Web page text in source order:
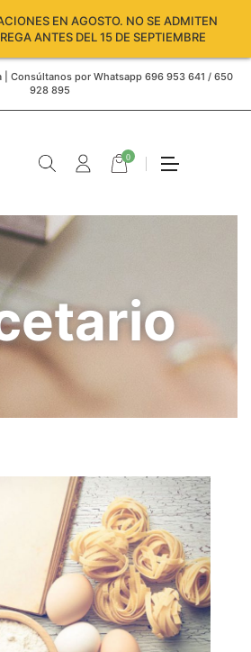
EN AGOSTO. NO SE ADMITEN
ANTES DEL 15 DE SEPTIEMBRE
| Consúltanos por Whatsapp 696 953 641 / 650
928 895
0
vacío